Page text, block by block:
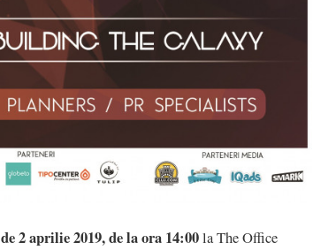
de 2 aprilie 2019, de la ora 14:00la The Office